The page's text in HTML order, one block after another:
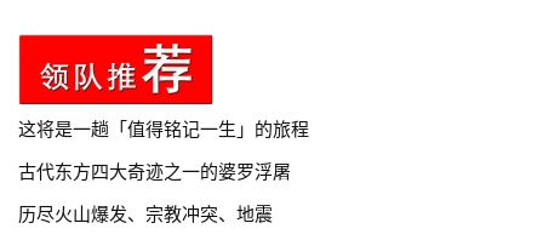
这将是一趟「值得铭记一生」的旅程
古代东方四大奇迹之一的婆罗浮屠
历尽火山爆发、宗教冲突、地震